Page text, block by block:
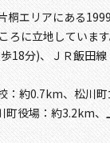
桐エリアにある
ろに立地していま
18分)、ＪＲ飯田
：約0.7km、松川
役場：約3.2km